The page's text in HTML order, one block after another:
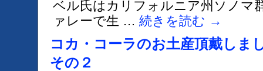
ベル氏はカリフォルニア州ソノマ
ァレーで生 … 続きを読む →
コカ・コーラのお土産頂戴しま
その２